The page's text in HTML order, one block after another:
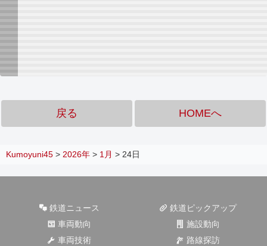
戻る HOMEへ
Kumoyuni45 > 2026年 > 1月 > 24日
鉄道ニュース
鉄道ピックアップ
車両動向
施設動向
車両技術
路線探訪